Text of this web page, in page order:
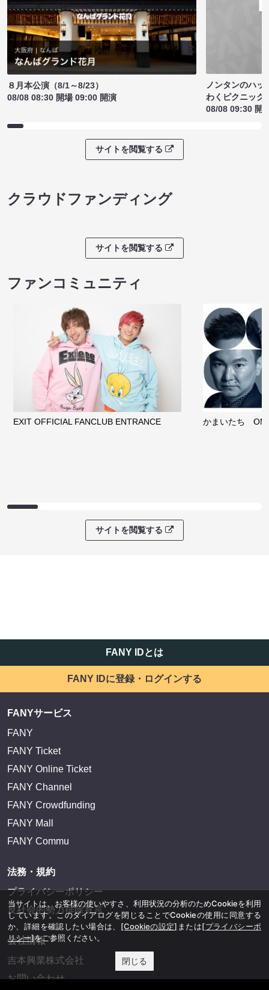
８月本公演（8/1～8/23）
08/08 08:30 開場 09:00 開演
ノンタンのハッ
わくピクニック
08/08 09:30 開
サイトを閲覧する
クラウドファンディング
サイトを閲覧する
ファンコミュニティ
EXIT OFFICIAL FANCLUB ENTRANCE かまいたち
サイトを閲覧する
FANY IDとは
FANY IDに登録・ログインする
FANYサービス
FANY
FANY Ticket
FANY Online Ticket
FANY Channel
FANY Crowdfunding
FANY Mall
FANY Commu
法務・規約
プライバシーポリシー
反社会的勢力排除宣言
会社情報
吉本興業株式会社
お問い合わせ
当サイトは、お客様の使いやすさ、利用状況の分析のためCookieを利用
しています。このダイアログを閉じることでCookieの使用に同意する
か、詳細を確認したい場合は、 [Cookieの設定] または[プライバシーポ
リシー]をご参照ください。
閉じる